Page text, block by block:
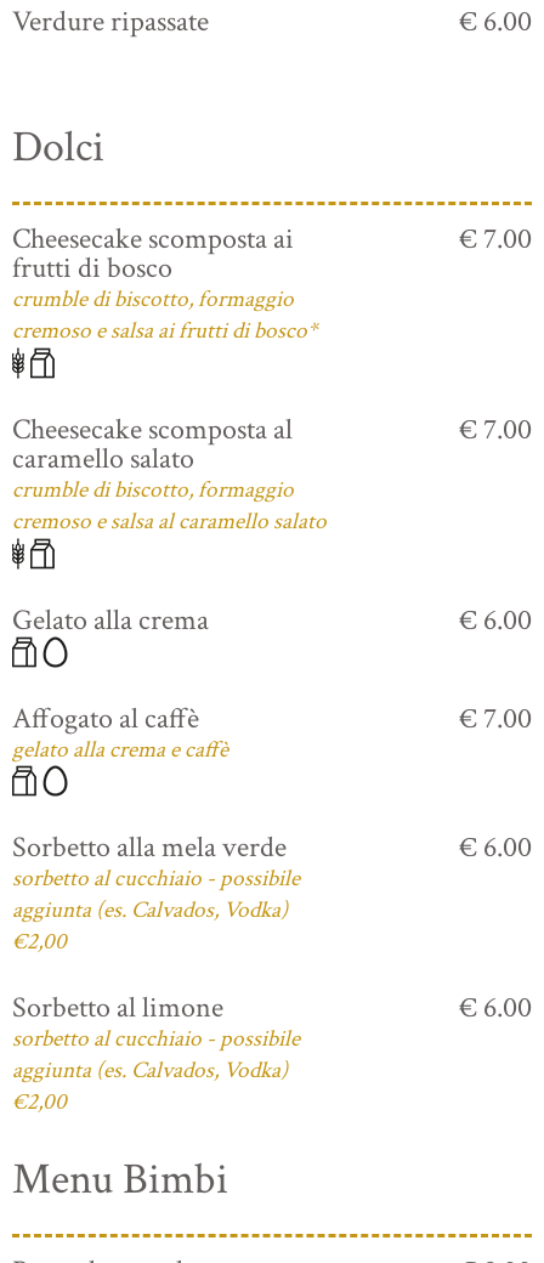
Verdure ripassate € 6.00
Dolci
Cheesecake scomposta ai
frutti di bosco
crumble di biscotto, formaggio
cremoso e salsa ai frutti di bosco*
€ 7.00
Cheesecake scomposta al
caramello salato
crumble di biscotto, formaggio
cremoso e salsa al caramello salato
€ 7.00
Gelato alla crema € 6.00
Affogato al caffè
gelato alla crema e caffè
€ 7.00
Sorbetto alla mela verde
sorbetto al cucchiaio - possibile
aggiunta (es. Calvados, Vodka)
€2,00
€ 6.00
Sorbetto al limone
sorbetto al cucchiaio - possibile
aggiunta (es. Calvados, Vodka)
€2,00
€ 6.00
Menu Bimbi